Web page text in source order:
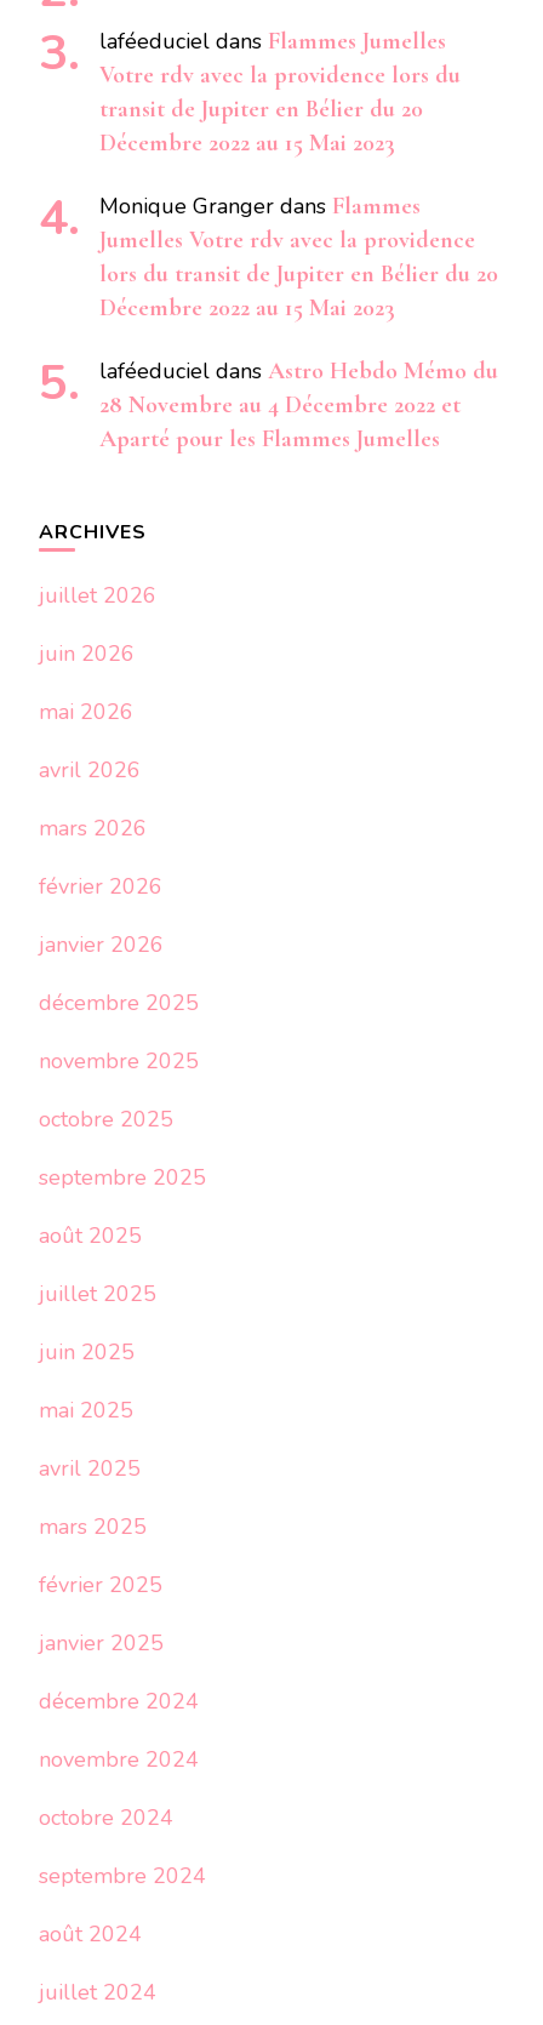
laféeduciel dans Flammes Jumelles
Votre rdv avec la providence lors du
transit de Jupiter en Bélier du 20
Décembre 2022 au 15 Mai 2023
Monique Granger dans Flammes
Jumelles Votre rdv avec la providence
lors du transit de Jupiter en Bélier du 20
Décembre 2022 au 15 Mai 2023
laféeduciel dans Astro Hebdo Mémo du
28 Novembre au 4 Décembre 2022 et
Aparté pour les Flammes Jumelles
ARCHIVES
juillet 2026
juin 2026
mai 2026
avril 2026
mars 2026
février 2026
janvier 2026
décembre 2025
novembre 2025
octobre 2025
septembre 2025
août 2025
juillet 2025
juin 2025
mai 2025
avril 2025
mars 2025
février 2025
janvier 2025
décembre 2024
novembre 2024
octobre 2024
septembre 2024
août 2024
juillet 2024